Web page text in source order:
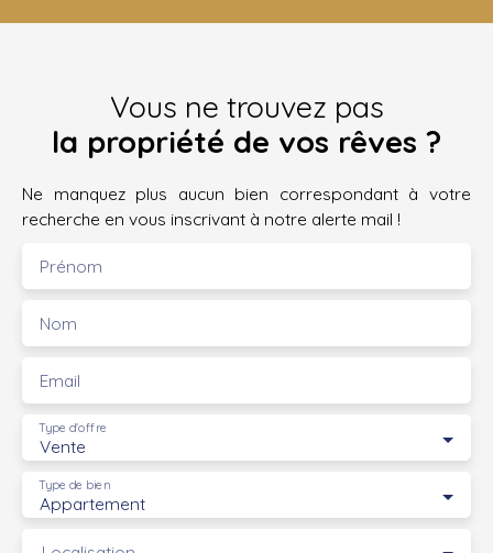
Vous ne trouvez pas
la propriété de vos rêves ?
Ne manquez plus aucun bien correspondant à votre
recherche en vous inscrivant à notre alerte mail !
Prénom
Nom
Email
Vente
Type d'offre
Appartement
Type de bien